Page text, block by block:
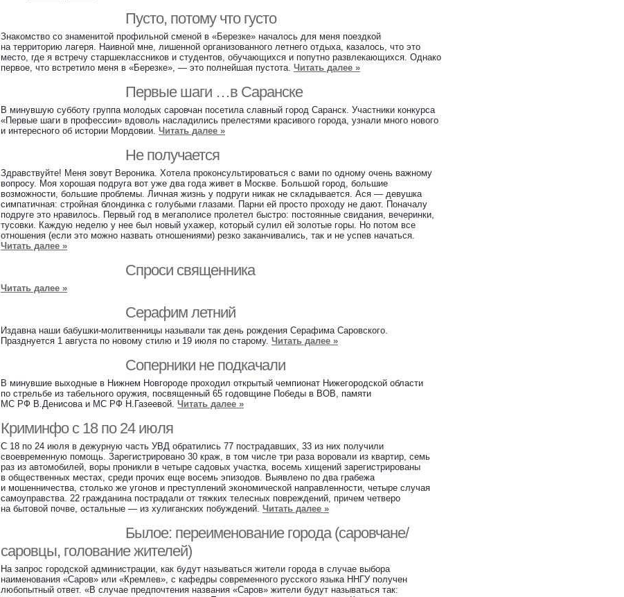
Пусто, потому что густо
Знакомство со знаменитой профильной сменой в «Березке» началось для меня поездкой
на территорию лагеря. Наивной мне, лишенной организованного летнего отдыха, казалось, что это
место, где я встречу старшеклассников и студентов, обучающихся и попутно развлекающихся. Однако
первое, что встретило меня в «Березке», — это полнейшая пустота. Читать далее »
Первые шаги …в Саранске
В минувшую субботу группа молодых саровчан посетила славный город Саранск. Участники конкурса
«Первые шаги в профессии» вдоволь насладились прелестями красивого города, узнали много нового
и интересного об истории Мордовии. Читать далее »
Не получается
Здравствуйте! Меня зовут Вероника. Хотела проконсультироваться с вами по одному очень важному
вопросу. Моя хорошая подруга вот уже два года живет в Москве. Большой город, большие
возможности, большие проблемы. Личная жизнь у подруги никак не складывается. Ася — девушка
симпатичная: стройная блондинка с голубыми глазами. Парни ей просто проходу не дают. Поначалу
подруге это нравилось. Первый год в мегаполисе пролетел быстро: постоянные свидания, вечеринки,
тусовки. Каждую неделю у нее был новый ухажер, который сулил ей золотые горы. Но потом все
отношения (если это можно назвать отношениями) резко заканчивались, так и не успев начаться.
Читать далее »
Спроси священника
Читать далее »
Серафим летний
Издавна наши бабушки-молитвенницы называли так день рождения Серафима Саровского.
Празднуется 1 августа по новому стилю и 19 июля по старому. Читать далее »
Соперники не подкачали
В минувшие выходные в Нижнем Новгороде проходил открытый чемпионат Нижегородской области
по стрельбе из табельного оружия, посвященный 65 годовщине Победы в ВОВ, памяти
МС РФ В.Денисова и МС РФ Н.Газеевой. Читать далее »
Криминфо с 18 по 24 июля
С 18 по 24 июля в дежурную часть УВД обратились 77 пострадавших, 33 из них получили
своевременную помощь. Зарегистрировано 30 краж, в том числе три раза воровали из квартир, семь
раз из автомобилей, воры проникли в четыре садовых участка, восемь хищений зарегистрированы
в общественных местах, среди прочих еще восемь эпизодов. Выявлено по два грабежа
и мошенничества, столько же угонов и преступлений экономической направленности, четыре случая
самоуправства. 22 гражданина пострадали от тяжких телесных повреждений, причем четверо
на бытовой почве, остальные — из хулиганских побуждений. Читать далее »
Былое: переименование города (саровчане/
саровцы, голование жителей)
На запрос городской администрации, как будут называться жители города в случае выбора
наименования «Саров» или «Кремлев», с кафедры современного русского языка ННГУ получен
любопытный ответ. «В случае предпочтения названия «Саров» жители будут называться так: